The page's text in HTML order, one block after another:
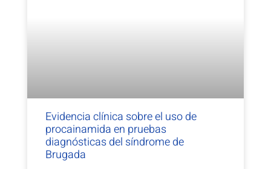
Evidencia clínica sobre el uso de
procainamida en pruebas
diagnósticas del síndrome de
Brugada